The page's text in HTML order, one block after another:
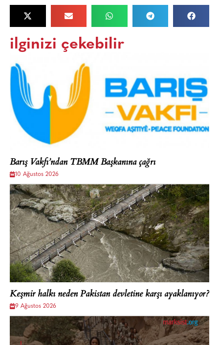
ilginizi çekebilir
Barış Vakfı’ndan TBMM Başkanına çağrı
10 Ağustos 2026
Keşmir halkı neden Pakistan devletine karşı ayaklanıyor?
9 Ağustos 2026